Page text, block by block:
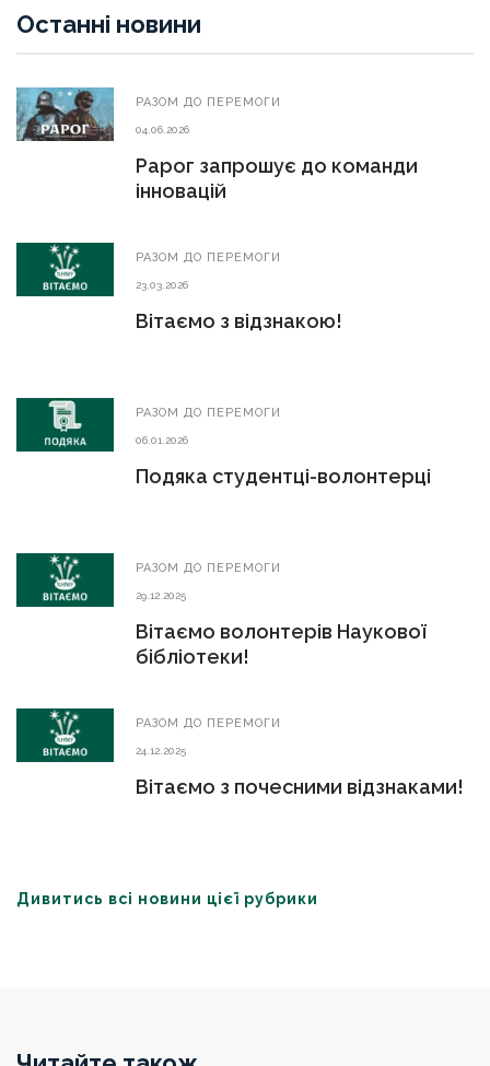
Останні новини
РАЗОМ ДО ПЕРЕМОГИ
04.06.2026
Рарог запрошує до команди
інновацій
РАЗОМ ДО ПЕРЕМОГИ
23.03.2026
Вітаємо з відзнакою!
РАЗОМ ДО ПЕРЕМОГИ
06.01.2026
Подяка студентці-волонтерці
РАЗОМ ДО ПЕРЕМОГИ
29.12.2025
Вітаємо волонтерів Наукової
бібліотеки!
РАЗОМ ДО ПЕРЕМОГИ
24.12.2025
Вітаємо з почесними відзнаками!
Дивитись всі новини цієї рубрики